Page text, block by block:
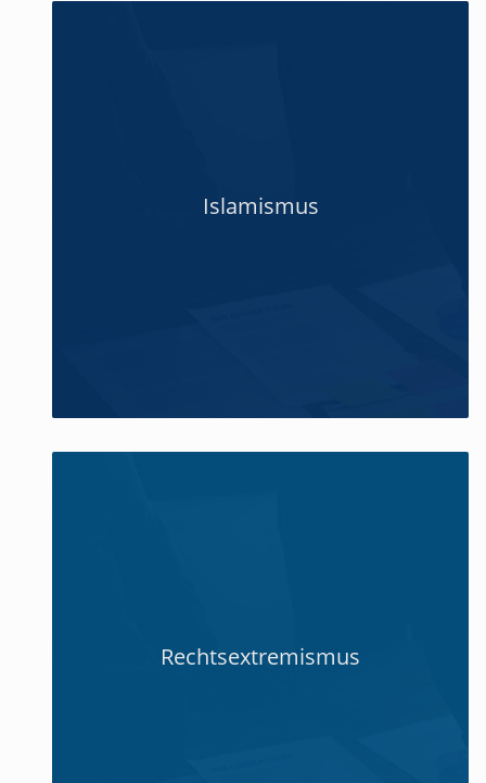
Islamismus
Rechtsextremismus